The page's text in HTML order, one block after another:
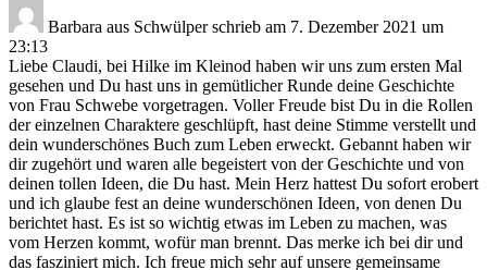
Barbara aus Schwülper schrieb am 7. Dezember 2021 um
23:13
Liebe Claudi, bei Hilke im Kleinod haben wir uns zum ersten Mal
gesehen und Du hast uns in gemütlicher Runde deine Geschichte
von Frau Schwebe vorgetragen. Voller Freude bist Du in die Rollen
der einzelnen Charaktere geschlüpft, hast deine Stimme verstellt und
dein wunderschönes Buch zum Leben erweckt. Gebannt haben wir
dir zugehört und waren alle begeistert von der Geschichte und von
deinen tollen Ideen, die Du hast. Mein Herz hattest Du sofort erobert
und ich glaube fest an deine wunderschönen Ideen, von denen Du
berichtet hast. Es ist so wichtig etwas im Leben zu machen, was
vom Herzen kommt, wofür man brennt. Das merke ich bei dir und
das fasziniert mich. Ich freue mich sehr auf unsere gemeinsame